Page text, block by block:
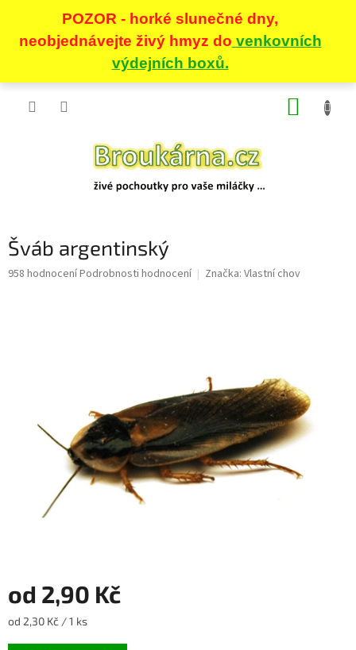
Přejít
Šváb argentinský
Průměrné
958 hodnoceníPodrobnosti hodnocení Značka: Vlastní chov
od 2,90 Kč
Měrná
od 2,30 Kč / 1 ks